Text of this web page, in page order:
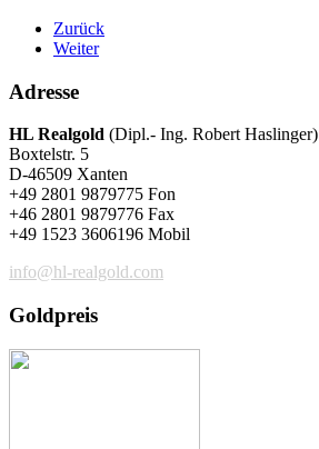
Zurück
Weiter
Adresse
HL Realgold (Dipl.- Ing. Robert Haslinger)
Boxtelstr. 5
D-46509 Xanten
+49 2801 9879775 Fon
+46 2801 9879776 Fax
+49 1523 3606196 Mobil
info@hl-realgold.com
Goldpreis